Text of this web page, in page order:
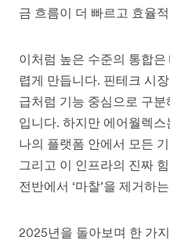
금 흐름이 더 빠르고 효율
이처럼 높은 수준의 통합
렵게 만듭니다. 핀테크 시
급처럼 기능 중심으로 구
입니다. 하지만 에어월렉
나의 플랫폼 안에서 모든
그리고 이 인프라의 진짜
전반에서 ‘마찰’을 제거하
2025년을 돌아보며 한 가